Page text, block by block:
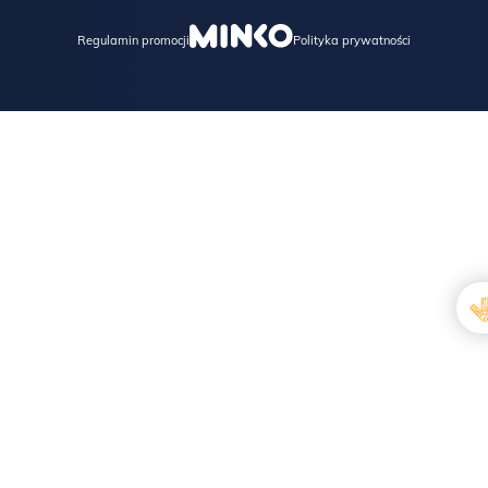
Regulamin promocji Polityka prywatności